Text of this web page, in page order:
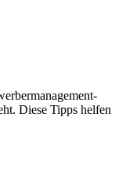
Diese Tipps helfen